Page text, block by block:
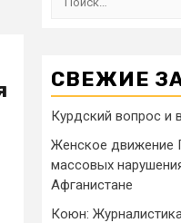
СВЕЖИЕ
Курдский вопрос и
Женское движение
массовых
Афганистане
Коюн: